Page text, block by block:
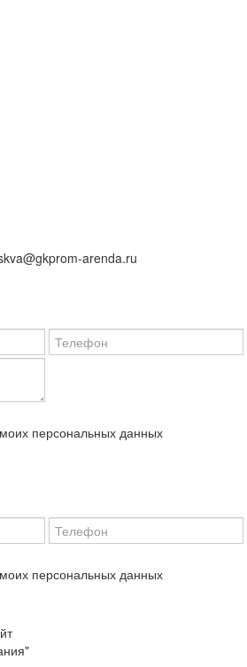
arenda.ru
персональных данных
персональных данных